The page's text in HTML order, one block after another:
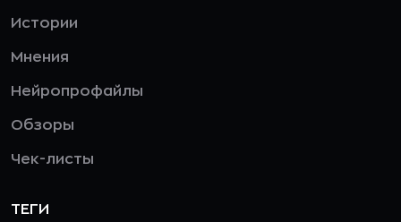
Истории
Мнения
Нейропрофайлы
Обзоры
Чек-листы
ТЕГИ